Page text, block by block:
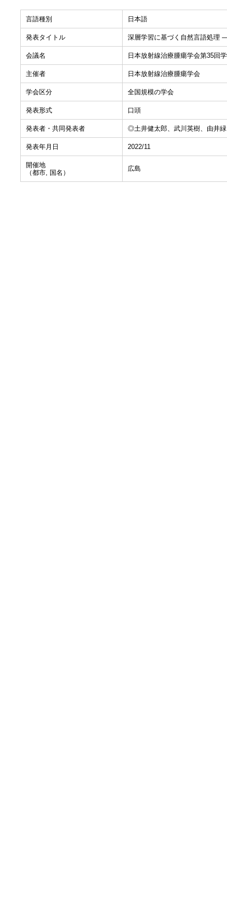
言語種別 日本語
発表タイトル 深層学習に基づく自然言語処理
会議名 日本放射線治療腫瘍学会第35回
主催者 日本放射線治療腫瘍学会
学会区分 全国規模の学会
発表形式 口頭
発表者・共同発表者 ◎土井健太郎、武川英樹、由井
発表年月日 2022/11
開催地
（都市, 国名）
広島